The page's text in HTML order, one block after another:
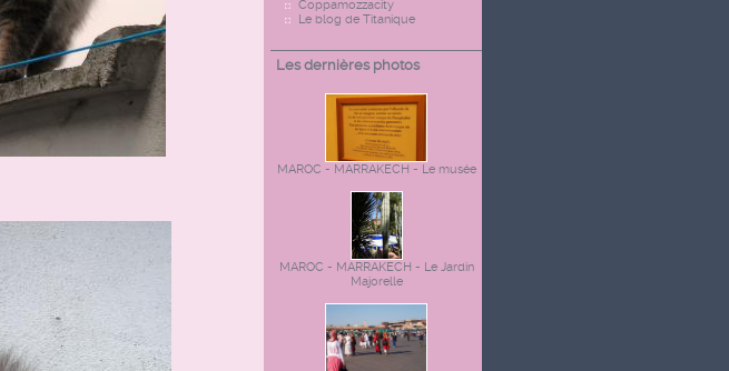
Coppamozzacity
Le blog de Titanique
Les dernières photos
MAROC - MARRAKECH - Le musée
MAROC - MARRAKECH - Le Jardin
Majorelle